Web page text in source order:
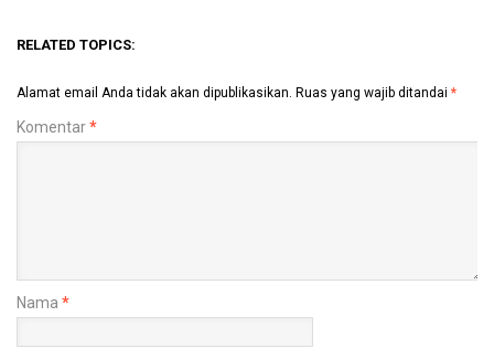
RELATED TOPICS:
Alamat email Anda tidak akan dipublikasikan. Ruas yang wajib ditandai *
Komentar*
Nama *